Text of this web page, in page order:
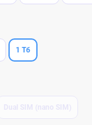
1 Тб